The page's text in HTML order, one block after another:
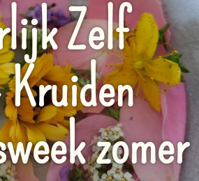
Zelf
zomer